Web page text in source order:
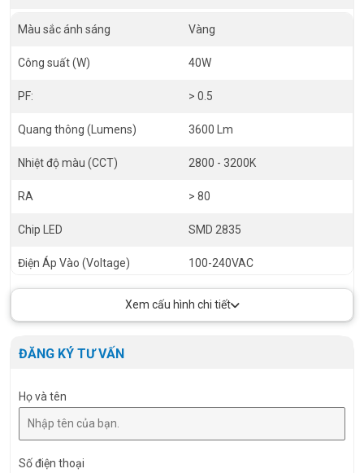
Màu sắc ánh sáng Vàng
Công suất (W) 40W
PF: > 0.5
Quang thông (Lumens) 3600 Lm
Nhiệt độ màu (CCT) 2800 - 3200K
RA > 80
Chip LED SMD 2835
Điện Áp Vào (Voltage) 100-240VAC
Xem cấu hình chi tiết
ĐĂNG KÝ TƯ VẤN
Họ và tên
Số điện thoại